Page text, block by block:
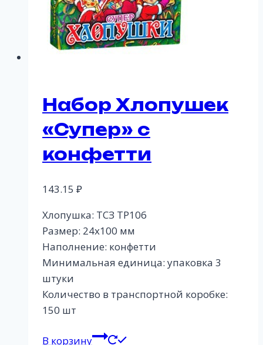
Набор Хлопушек
«Супер» с
конфетти
143.15 ₽
Хлопушка: ТСЗ ТР106
Размер: 24х100 мм
Наполнение: конфетти
Минимальная единица: упаковка 3
штуки
Количество в транспортной коробке:
150 шт
В корзину